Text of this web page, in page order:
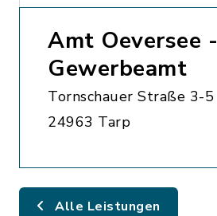
Amt Oeversee -
Gewerbeamt
Tornschauer Straße 3-5
24963 Tarp
Alle Leistungen